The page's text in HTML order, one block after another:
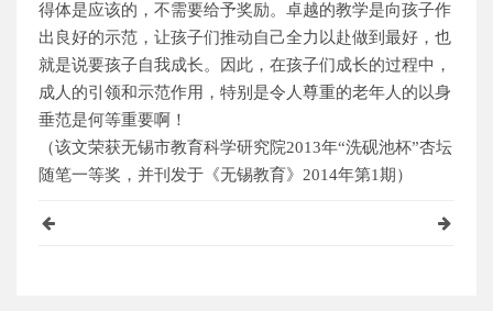
得体是应该的，不需要给予奖励。卓越的教学是向孩子作
出良好的示范，让孩子们推动自己全力以赴做到最好，也
就是说要孩子自我成长。因此，在孩子们成长的过程中，
成人的引领和示范作用，特别是令人尊重的老年人的以身
垂范是何等重要啊！
（该文荣获无锡市教育科学研究院2013年“洗砚池杯”杏坛
随笔一等奖，并刊发于《无锡教育》2014年第1期）